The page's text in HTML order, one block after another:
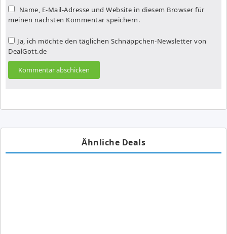
Name, E-Mail-Adresse und Website in diesem Browser für
meinen nächsten Kommentar speichern.
Ja, ich möchte den täglichen Schnäppchen-Newsletter von
DealGott.de
Ähnliche Deals